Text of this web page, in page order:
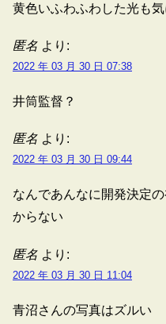
黄色いふわふわした光も
匿名 より:
2022 年 03 月 30 日 07:38
井筒監督？
匿名 より:
2022 年 03 月 30 日 09:44
なんであんなに開発決定
からない
匿名 より:
2022 年 03 月 30 日 11:04
青沼さんの写真はズルい